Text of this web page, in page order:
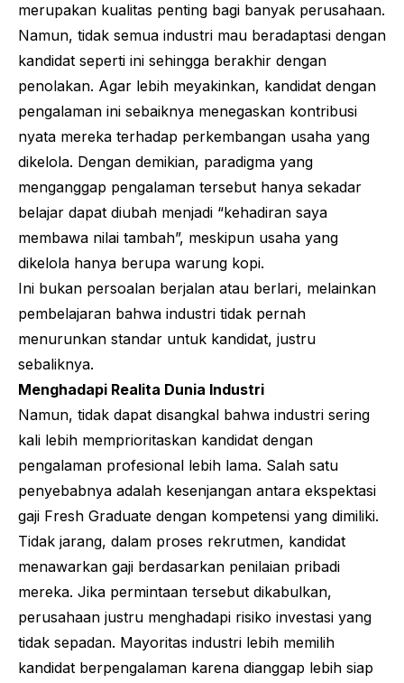
merupakan kualitas penting bagi banyak perusahaan.
Namun, tidak semua industri mau beradaptasi dengan
kandidat seperti ini sehingga berakhir dengan
penolakan. Agar lebih meyakinkan, kandidat dengan
pengalaman ini sebaiknya menegaskan kontribusi
nyata mereka terhadap perkembangan usaha yang
dikelola. Dengan demikian, paradigma yang
menganggap pengalaman tersebut hanya sekadar
belajar dapat diubah menjadi “kehadiran saya
membawa nilai tambah”, meskipun usaha yang
dikelola hanya berupa warung kopi.
Ini bukan persoalan berjalan atau berlari, melainkan
pembelajaran bahwa industri tidak pernah
menurunkan standar untuk kandidat, justru
sebaliknya.
Menghadapi Realita Dunia Industri
Namun, tidak dapat disangkal bahwa industri sering
kali lebih memprioritaskan kandidat dengan
pengalaman profesional lebih lama. Salah satu
penyebabnya adalah kesenjangan antara ekspektasi
gaji Fresh Graduate dengan kompetensi yang dimiliki.
Tidak jarang, dalam proses rekrutmen, kandidat
menawarkan gaji berdasarkan penilaian pribadi
mereka. Jika permintaan tersebut dikabulkan,
perusahaan justru menghadapi risiko investasi yang
tidak sepadan. Mayoritas industri lebih memilih
kandidat berpengalaman karena dianggap lebih siap